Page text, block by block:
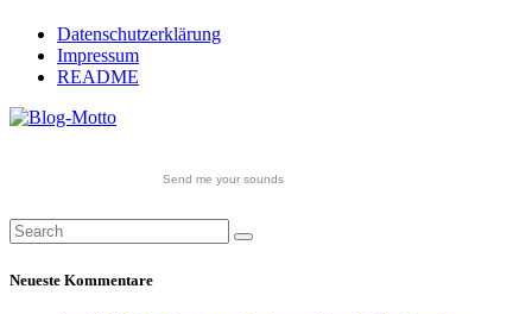
Datenschutzerklärung
Impressum
README
Send me your sounds
Neueste Kommentare